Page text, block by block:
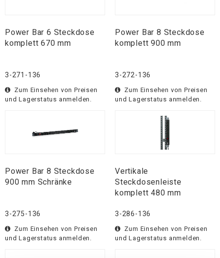
Power Bar 6 Steckdose
komplett 670 mm
3-271-136
Zum Einsehen von Preisen
und Lagerstatus anmelden.
Power Bar 8 Steckdose
komplett 900 mm
3-272-136
Zum Einsehen von Preisen
und Lagerstatus anmelden.
Power Bar 8 Steckdose
900 mm Schränke
3-275-136
Zum Einsehen von Preisen
und Lagerstatus anmelden.
Vertikale
Steckdosenleiste
komplett 480 mm
3-286-136
Zum Einsehen von Preisen
und Lagerstatus anmelden.